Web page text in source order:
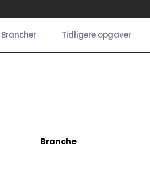
Brancher Tidligere opgaver
Branche